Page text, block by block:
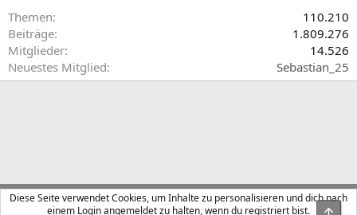
Themen
110.210
Beiträge
1.809.276
Mitglieder
14.526
Neuestes Mitglied
Sebastian_25
Klangfuzzi Light
Deutsch (Du)
Diese Seite verwendet Cookies, um Inhalte zu personalisieren und dich nach
einem Login angemeldet zu halten, wenn du registriert bist.